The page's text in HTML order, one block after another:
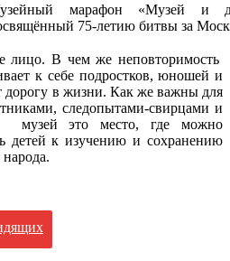
марафон «Музей и
75-летию битвы за
лицо. В чем же неповторимость
к себе подростков, юношей и
дорогу в жизни. Как же важны для
следопытами-свирцами и
музей это место, где можно
детей к изучению и сохранению